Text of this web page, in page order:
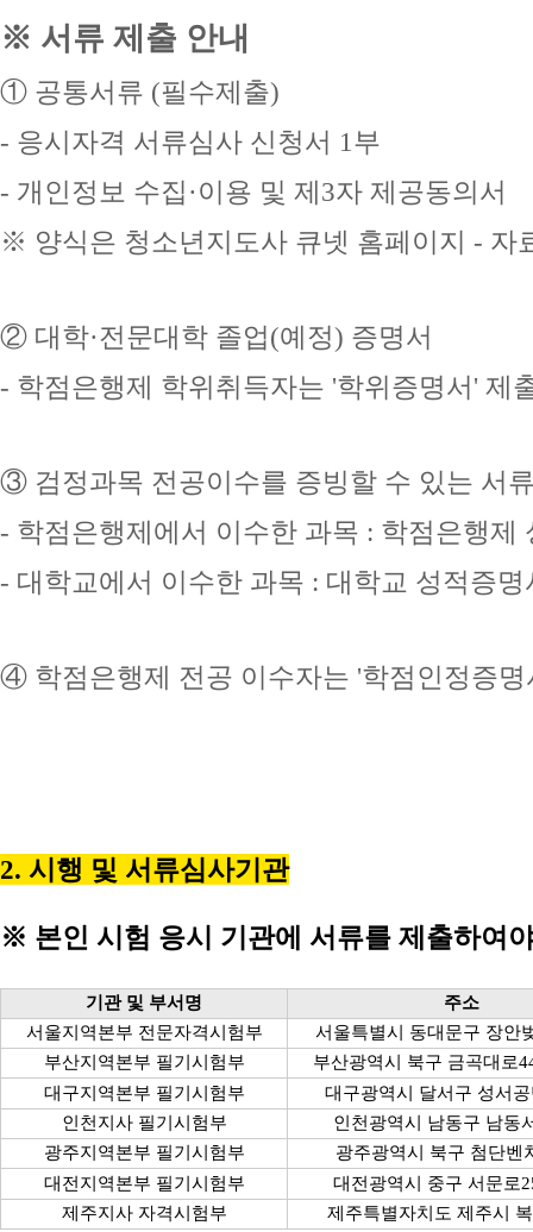
※ 서류 제출 안내
① 공통서류 (필수제출)
- 응시자격 서류심사 신청서 1부
- 개인정보 수집·이용 및 제3자 제공동의서
※ 양식은 청소년지도사 큐넷 홈페이지 - 자
② 대학·전문대학 졸업(예정) 증명서
- 학점은행제 학위취득자는 '학위증명서' 제
③ 검정과목 전공이수를 증빙할 수 있는 서
- 학점은행제에서 이수한 과목 : 학점은행제
- 대학교에서 이수한 과목 : 대학교 성적증명
④ 학점은행제 전공 이수자는 '학점인정증명
2. 시행 및 서류심사기관
※ 본인 시험 응시 기관에 서류를 제출하여
기관 및 부서명
주소
서울지역본부 전문자격시험부
서울특별시 동대문구 장안
부산지역본부 필기시험부
부산광역시 북구 금곡대로
대구지역본부 필기시험부
대구광역시 달서구 성서
인천지사 필기시험부
인천광역시 남동구 남동
광주지역본부 필기시험부
광주광역시 북구 첨단벤
대전지역본부 필기시험부
대전광역시 중구 서문로
제주지사 자격시험부
제주특별자치도 제주시